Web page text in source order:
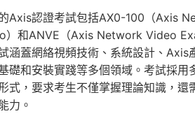
Axis認證考試包括AX0-100（Axis
）和ANVE（Axis Network Video
涵蓋網絡視頻技術、系統設計、Axis
礎和安裝實踐等多個領域。考試採用
式，要求考生不僅掌握理論知識，還
力。